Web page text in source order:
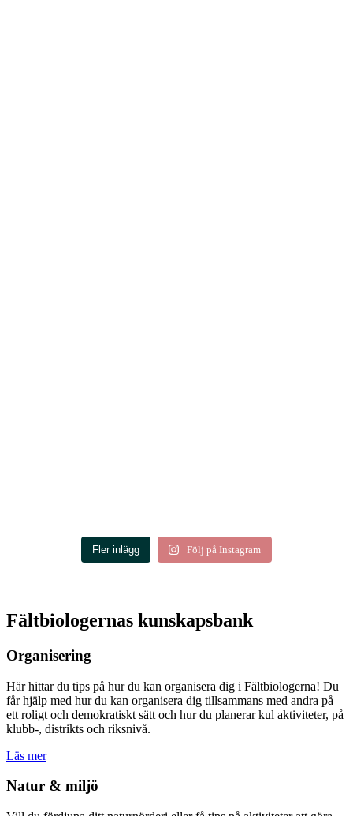
Fler inlägg Följ på Instagram
Fältbiologernas kunskapsbank
Organisering
Här hittar du tips på hur du kan organisera dig i Fältbiologerna! Du
får hjälp med hur du kan organisera dig tillsammans med andra på
ett roligt och demokratiskt sätt och hur du planerar kul aktiviteter, på
klubb-, distrikts och riksnivå.
Läs mer
Natur & miljö